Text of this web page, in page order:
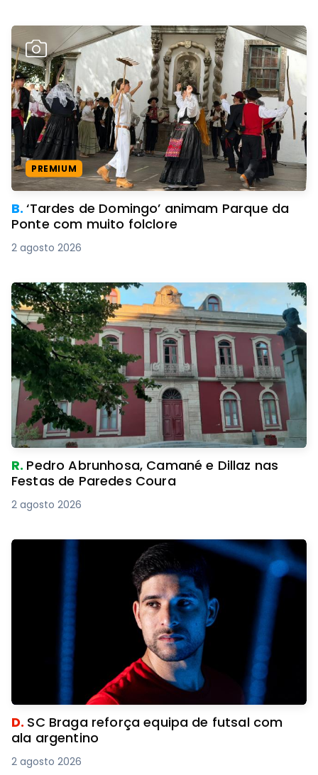
PREMIUM
B.‘Tardes de Domingo’ animam Parque da
Ponte com muito folclore
2 agosto 2026
R. Pedro Abrunhosa, Camané e Dillaz nas
Festas de Paredes Coura
2 agosto 2026
D. SC Braga reforça equipa de futsal com
ala argentino
2 agosto 2026